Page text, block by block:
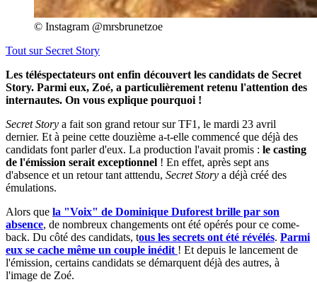
© Instagram @mrsbrunetzoe
Tout sur Secret Story
Les téléspectateurs ont enfin découvert les candidats de Secret
Story. Parmi eux, Zoé, a particulièrement retenu l'attention des
internautes. On vous explique pourquoi !
Secret Story a fait son grand retour sur TF1, le mardi 23 avril
dernier. Et à peine cette douzième a-t-elle commencé que déjà des
candidats font parler d'eux. La production l'avait promis : le casting
de l'émission serait exceptionnel ! En effet, après sept ans
d'absence et un retour tant atttendu, Secret Story a déjà créé des
émulations.
Alors que la "Voix" de Dominique Duforest brille par son
absence, de nombreux changements ont été opérés pour ce come-
back. Du côté des candidats, tous les secrets ont été révélés. Parmi
eux se cache même un couple inédit ! Et depuis le lancement de
l'émission, certains candidats se démarquent déjà des autres, à
l'image de Zoé.